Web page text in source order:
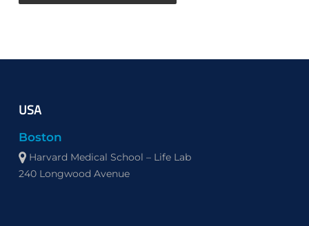
USA
Boston
Harvard Medical School – Life Lab
240 Longwood Avenue